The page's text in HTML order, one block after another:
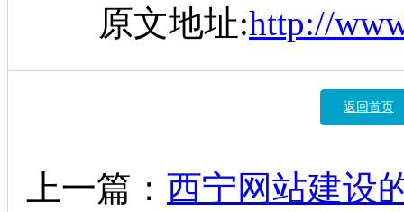
原文地址:http://
返回首页
上一篇： 西宁网站建设